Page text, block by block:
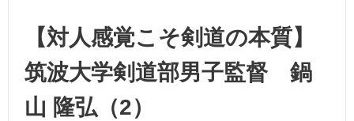
【対人感覚こそ剣道の本質】
筑波大学剣道部男子監督 鍋
山 隆弘（2）